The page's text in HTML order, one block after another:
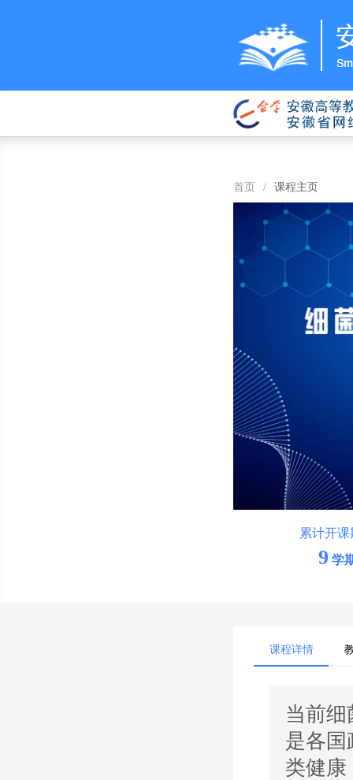
首页 / 课程主页
累计开课
9 学
课程详情
当前
是各国
类健康